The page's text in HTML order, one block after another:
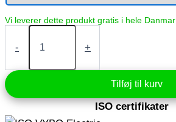
-
Elektrisk
7,5
kW
400V
1470
rpm
(IE3-
+
Tilføj til kurv
ISO certifikater